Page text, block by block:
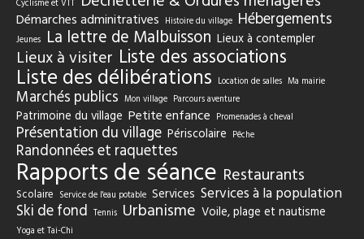
Cyclisme et VTT
Démarches adminitratives Histoire du village Hébergements
Jeunes La lettre de Malbuisson Lieux à contempler
Lieux à visiter Liste des associations
Liste des délibérations Location de salles Ma mairie
Marchés publics Mon village Parcours aventure
Patrimoine du village Petite enfance Promenades à cheval
Présentation du village Périscolaire Pêche
Randonnées et raquettes
Rapports de séance Restaurants
Scolaire Service de l'eau potable Services Services à la population
Ski de fond Tennis Urbanisme Voile, plage et nautisme
Yoga et Tai-Chi